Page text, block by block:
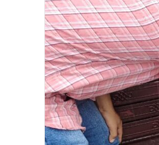
कोटद्वार
के
दुगड्डा
मार्ग
पर